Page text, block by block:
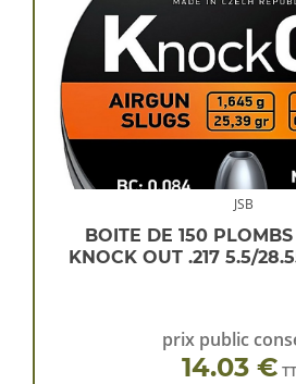
JSB
BOITE DE 150
KNOCK OUT .217 5.5/
prix public
14.03 €